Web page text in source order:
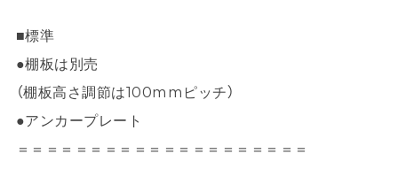
■標準
●棚板は別売
（棚板高さ調節は100mmピッチ）
●アンカープレート
＝＝＝＝＝＝＝＝＝＝＝＝＝＝＝＝＝＝＝＝